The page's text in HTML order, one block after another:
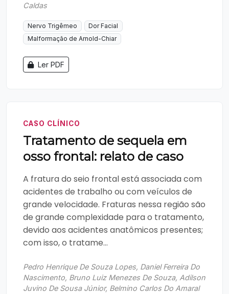
Caldas
Nervo Trigêmeo
Dor Facial
Malformação de Arnold-Chiar
Ler PDF
CASO CLÍNICO
Tratamento de sequela em
osso frontal: relato de caso
A fratura do seio frontal está associada com
acidentes de trabalho ou com veículos de
grande velocidade. Fraturas nessa região são
de grande complexidade para o tratamento,
devido aos acidentes anatômicos presentes;
com isso, o tratame...
Pedro Henrique De Souza Lopes, Daniel Ferreira Do
Nascimento, Bruno Luiz Menezes De Souza, Adilson
Juvino De Sousa Júnior, Belmino Carlos Do Amaral